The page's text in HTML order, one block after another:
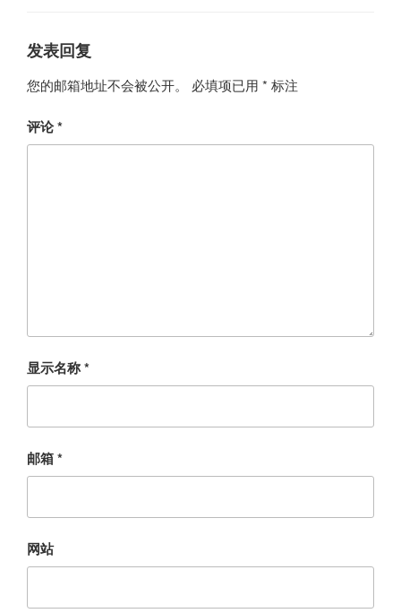
发表回复
您的邮箱地址不会被公开。 必填项已用 * 标注
评论*
显示名称*
邮箱*
网站